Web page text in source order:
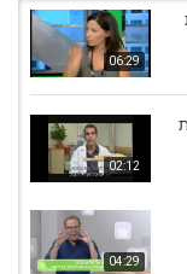
06:29
02:12
04:29